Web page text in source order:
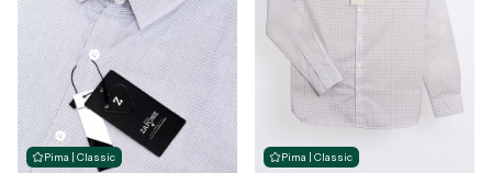
Pima | Classic Pima | Classic